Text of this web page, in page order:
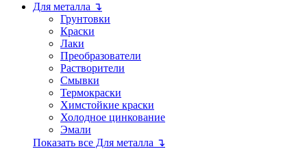
Для металла ↴
Грунтовки
Краски
Лаки
Преобразователи
Растворители
Смывки
Термокраски
Химстойкие краски
Холодное цинкование
Эмали
Показать все Для металла ↴